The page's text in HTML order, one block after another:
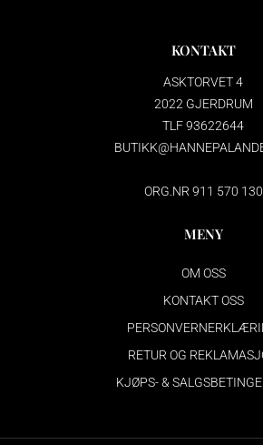
KONTAKT
ASKTORVET 4
2022 GJERDRUM
TLF 93622644
ORG.NR 911 570 130
MENY
OM OSS
KONTAKT OSS
RETUR OG
KJØPS- &